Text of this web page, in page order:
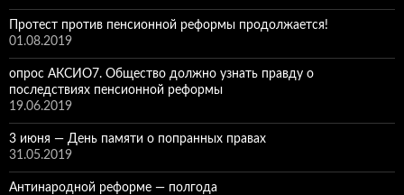
Протест против пенсионной реформы продолжается!
01.08.2019
опрос АКСИО7. Общество должно узнать правду о
последствиях пенсионной реформы
19.06.2019
3 июня — День памяти о попранных правах
31.05.2019
Антинародной реформе — полгода